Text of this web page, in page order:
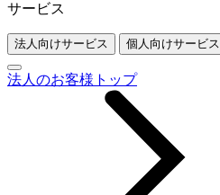
サービス
法人向けサービス 個人向けサービス
法人のお客様トップ